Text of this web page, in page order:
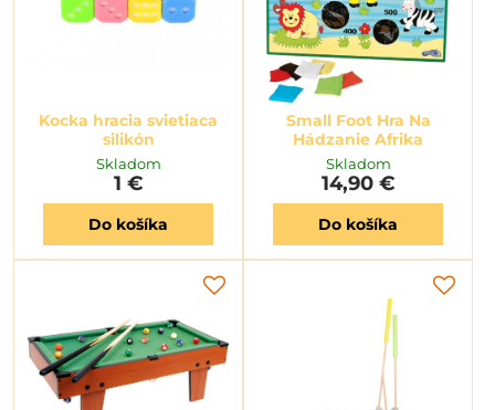
Kocka hracia svietiaca
silikón
Skladom
1 €
Do košíka
Small Foot Hra Na
Hádzanie Afrika
Skladom
14,90 €
Do košíka